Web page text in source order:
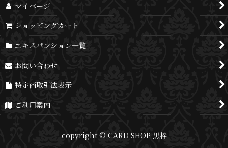
マイページ
ショッピングカート
エキスパンション一覧
お問い合わせ
特定商取引法表示
ご利用案内
copyright © CARD SHOP 黒枠